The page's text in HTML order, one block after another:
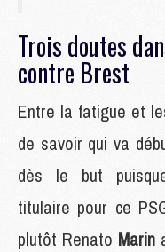
Trois doutes
contre Brest
Entre la fatigue et
de savoir qui va
dès le but
titulaire pour ce
plutôt Renato Marin